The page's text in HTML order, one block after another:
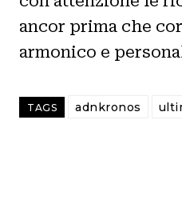
ancor prima che
armonico e
TAGS adnkronos